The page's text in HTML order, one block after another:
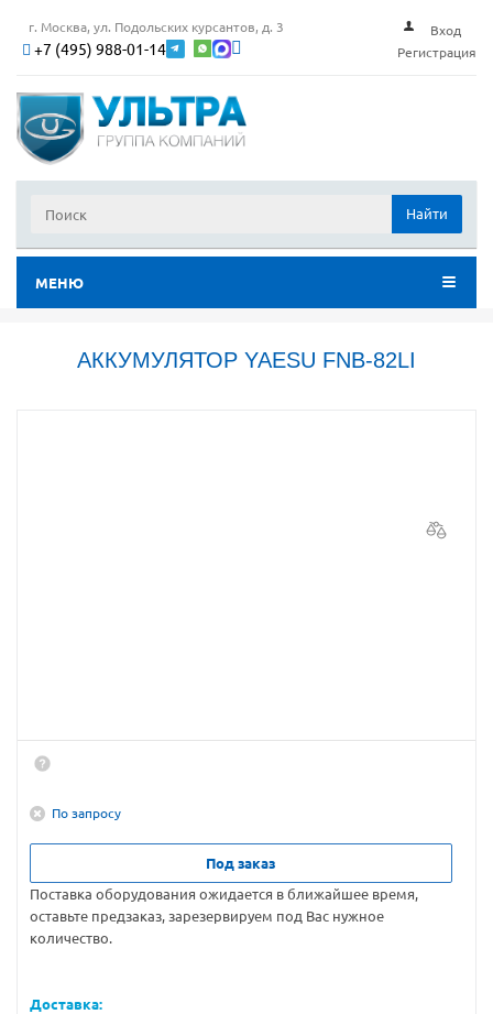
г. Москва, ул. Подольских курсантов, д. 3
+7 (495) 988-01-14
Вход
Регистрация
Найти
МЕНЮ
АККУМУЛЯТОР YAESU FNB-82LI
По запросу
Под заказ
Поставка оборудования ожидается в ближайшее время,
оставьте предзаказ, зарезервируем под Вас нужное
количество.
Доставка: